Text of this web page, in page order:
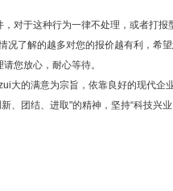
对于这种行为一律不处理，或者打
了解的越多对您的报价越有利，希望
您放心，耐心等待。
大的满意为宗旨，依靠良好的现代企
、团结、进取"的精神，坚持“科技兴